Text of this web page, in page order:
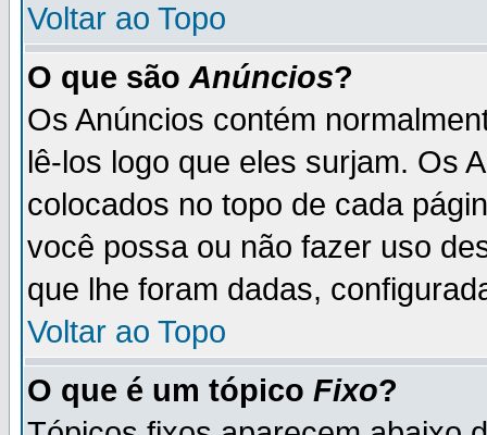
Voltar ao Topo
O que são Anúncios?
Os Anúncios contém
lê-los logo que eles surjam. Os
colocados no topo de cada
você possa ou não fazer uso
que lhe foram dadas,
Voltar ao Topo
O que é um tópico Fixo?